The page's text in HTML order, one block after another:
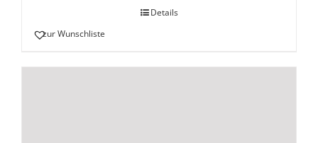
Details
zur Wunschliste